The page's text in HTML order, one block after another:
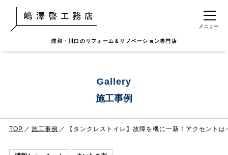
浦和・川口のリフォーム＆リノベーション専門店
メニュー
Gallery
施工事例
TOP 施工事例 【タンクレストイレ】故障を機に一新！アクセントは